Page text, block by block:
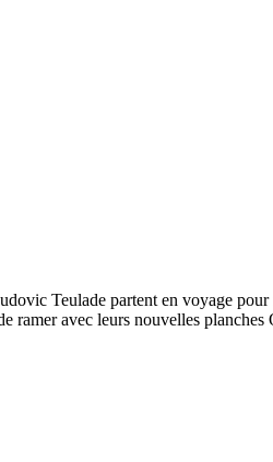
Teulade partent en voyage
ramer avec leurs nouvelles